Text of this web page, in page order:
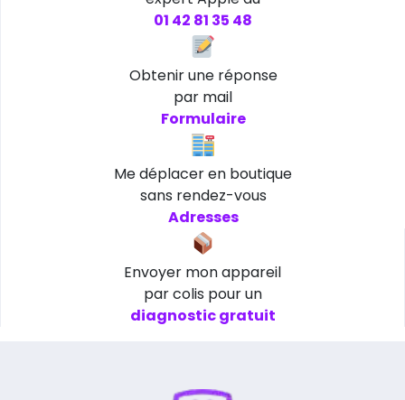
01 42 81 35 48
Obtenir une réponse
par mail
Formulaire
Me déplacer en boutique
sans rendez-vous
Adresses
Envoyer mon appareil
par colis pour un
diagnostic gratuit